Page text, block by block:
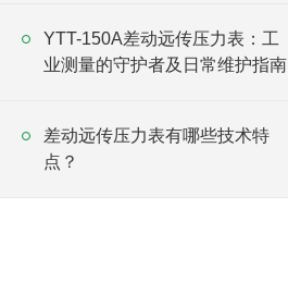
YTT-150A差动远传压力表：工
业测量的守护者及日常维护指南
差动远传压力表有哪些技术特
点？